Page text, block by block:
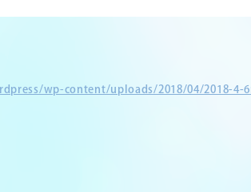
wp-content/uploads/2018/04/2018-4-